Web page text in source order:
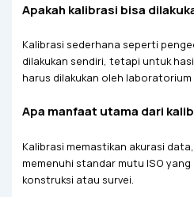
Apakah kalibrasi bisa
Kalibrasi sederhana seperti
dilakukan sendiri, tetapi untuk
harus dilakukan oleh
Apa manfaat utama dari
Kalibrasi memastikan akurasi
memenuhi standar mutu ISO
konstruksi atau survei.